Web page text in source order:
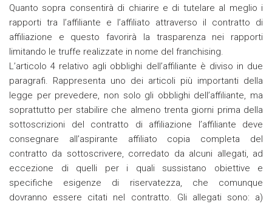
Quanto sopra consentirà di chiarire e di tutelare al meglio i
rapporti tra l’affiliante e l’affiliato attraverso il contratto di
affiliazione e questo favorirà la trasparenza nei rapporti
limitando le truffe realizzate in nome del franchising.
L’articolo 4 relativo agli obblighi dell’affiliante è diviso in due
paragrafi. Rappresenta uno dei articoli più importanti della
legge per prevedere, non solo gli obblighi dell’affiliante, ma
soprattutto per stabilire che almeno trenta giorni prima della
sottoscrizioni del contratto di affiliazione l’affiliante deve
consegnare all’aspirante affiliato copia completa del
contratto da sottoscrivere, corredato da alcuni allegati, ad
eccezione di quelli per i quali sussistano obiettive e
specifiche esigenze di riservatezza, che comunque
dovranno essere citati nel contratto. Gli allegati sono: a)